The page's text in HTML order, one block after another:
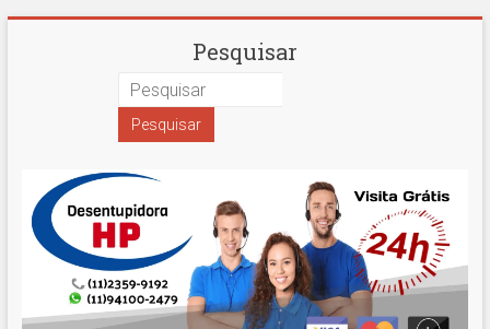
Desentupidora
Paulo
Hidro
Prime
Pesquisar